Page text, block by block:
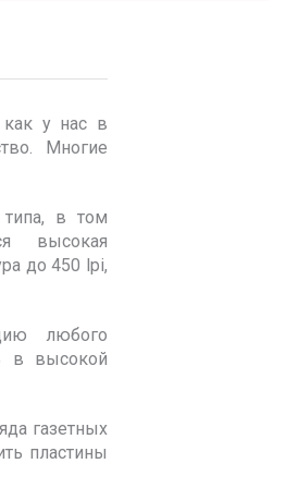
как у нас в
Многие
типа, в том
высокая
до 450 lpi,
любого
в высокой
газетных
пластины